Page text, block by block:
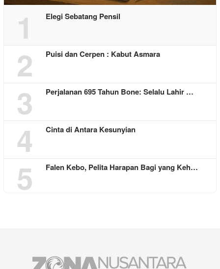
1 Elegi Sebatang Pensil
2 Puisi dan Cerpen : Kabut Asmara
3 Perjalanan 695 Tahun Bone: Selalu Lahir …
4 Cinta di Antara Kesunyian
5 Falen Kebo, Pelita Harapan Bagi yang Keh…